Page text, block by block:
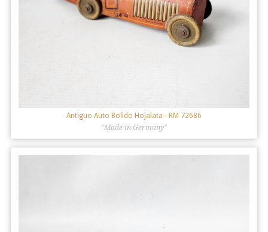
Antiguo Auto Bolido Hojalata - RM 72686
"Made in Germany"